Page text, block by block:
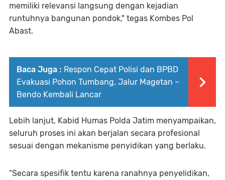
memiliki relevansi langsung dengan kejadian
runtuhnya bangunan pondok," tegas Kombes Pol
Abast.
Baca Juga : Respon Cepat Polisi dan BPBD
Evakuasi Pohon Tumbang, Jalur Magetan –
Bendo Kembali Lancar
Lebih lanjut, Kabid Humas Polda Jatim menyampaikan,
seluruh proses ini akan berjalan secara profesional
sesuai dengan mekanisme penyidikan yang berlaku.
“Secara spesifik tentu karena ranahnya penyelidikan,